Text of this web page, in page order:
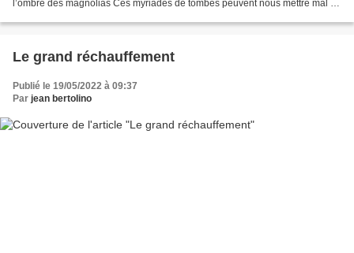
l’ombre des magnolias Ces myriades de tombes peuvent nous mettre mal à
Le grand réchauffement
Publié le 19/05/2022 à 09:37
Par jean bertolino